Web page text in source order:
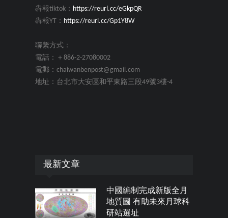
犇報tiktok： https://reurl.cc/eGkpQR
犇報YT： https://reurl.cc/Gp1Y8W
聯繫方式：
電話：＋886-2-27080002
電郵：chaiwanbenpost@gmail.com
地址：台北市大安區和平東路三段49號3樓-4
最新文章
中國編制完成新版全月
地質圖 有助未來月球科
研站選址